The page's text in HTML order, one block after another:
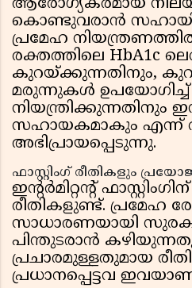
ആരോഗ്യകരമായ
കൊണ്ടുവരാൻ
പ്രമേഹ
രക്തത്തിലെ HbA1c
കുറയ്ക്കുന്നതിനും,
മരുന്നുകൾ
നിയന്ത്രിക്കുന്നതിനും
സഹായകമാകും എന്ന്
അഭിപ്രായപ്പെടുന്നു.
ഫാസ്റ്റിംഗ് രീതികളും
ഇൻ്റർമിറ്റൻ്റ്
രീതികളുണ്ട്. പ്രമേഹ
സാധാരണയായി
പിന്തുടരാൻ
പ്രചാരമുള്ളതുമായ
പ്രധാനപ്പെട്ടവ